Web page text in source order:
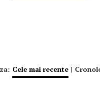
Cele mai recente |